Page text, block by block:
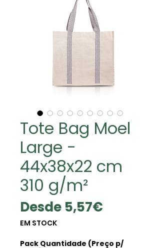
Tote Bag Moel
Large -
44x38x22 cm
310 g/m²
Desde 5,57€
oferta
EM STOCK
Pack Quantidade (Preço p/